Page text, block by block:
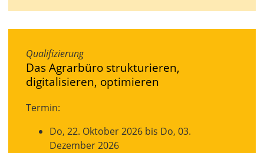
Qualifizierung
Das Agrarbüro strukturieren,
digitalisieren, optimieren
Termin:
Do, 22. Oktober 2026 bis Do, 03.
Dezember 2026